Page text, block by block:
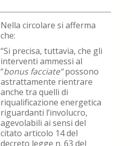
Nella circolare si afferma
che:
“Si precisa, tuttavia, che gli
interventi ammessi al
“bonus facciate”possono
astrattamente rientrare
anche tra quelli di
riqualificazione energetica
riguardanti l’involucro,
agevolabili ai sensi del
citato articolo 14 del
decreto legge n. 63 del